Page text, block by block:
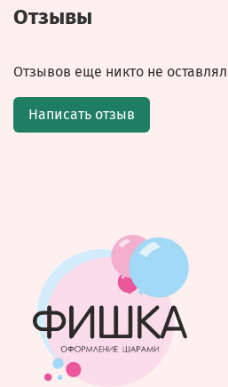
Отзывы
Отзывов еще никто не оставлял
Написать отзыв